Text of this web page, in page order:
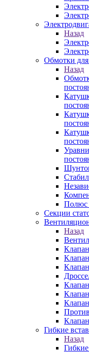
Назад
Обмотки для
Назад
Полюс
Секции
Назад
Гибкие
Назад